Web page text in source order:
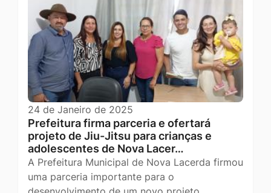
24 de Janeiro de 2025
Prefeitura firma parceria e ofertará
projeto de Jiu-Jitsu para crianças e
adolescentes de Nova Lacer…
A Prefeitura Municipal de Nova Lacerda firmou
uma parceria importante para o